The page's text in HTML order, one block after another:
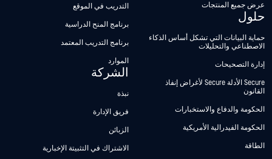
عرض جميع المنتجات
حلول
حماية البيانات التي تشكل أساس الذكاء
الاصطناعي والتحليلات
إدارة التصحيحات
Secure الأدلة Secure لأغراض إنفاذ
القانون
الحكومة والدفاع والاستخبارات
الحكومة الفيدرالية الأمريكية
الطاقة
التدريب في الموقع
برنامج المنح الدراسية
برنامج التدريب المعتمد
الموارد
الشركة
نبذة
فريق الإدارة
الزبائن
الاشتراك في التثبيتة الإخبارية